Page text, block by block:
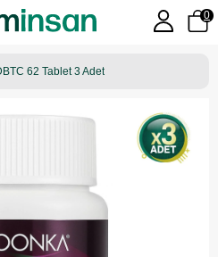
0
62 Tablet 3 Adet